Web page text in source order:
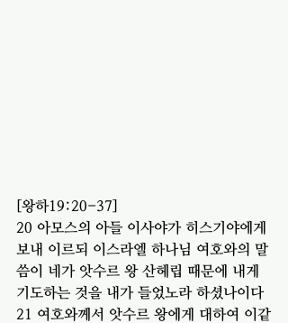
[왕하19:20-37]
20 아모스의 아들 이사야가 히스기야에게
보내 이르되 이스라엘 하나님 여호와의 말
씀이 네가 앗수르 왕 산헤립 때문에 내게
기도하는 것을 내가 들었노라 하셨나이다
21 여호와께서 앗수르 왕에게 대하여 이같